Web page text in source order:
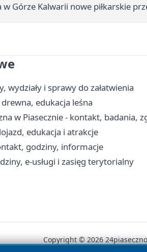
w Górze Kalwarii nowe piłkarskie
wydziały i sprawy do załatwienia
edukacja leśna
w Piasecznie - kontakt, badania,
edukacja i atrakcje
godziny, informacje
e-usługi i zasięg terytorialny
Copyright © 2026